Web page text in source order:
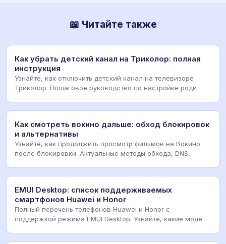
📖 Читайте также
Как убрать детский канал на Триколор: полная
инструкция
Узнайте, как отключить детский канал на телевизоре
Триколор. Пошаговое руководство по настройке роди
Как смотреть вокино дальше: обход блокировок
и альтернативы
Узнайте, как продолжить просмотр фильмов на Вокино
после блокировки. Актуальные методы обхода, DNS,
EMUI Desktop: список поддерживаемых
смартфонов Huawei и Honor
Полный перечень телефонов Huawei и Honor с
поддержкой режима EMUI Desktop. Узнайте, какие модели